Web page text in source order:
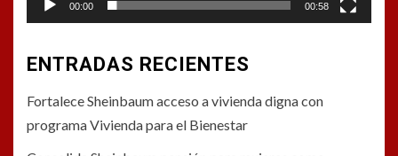
00:00 00:58
ENTRADAS RECIENTES
Fortalece Sheinbaum acceso a vivienda digna con
programa Vivienda para el Bienestar